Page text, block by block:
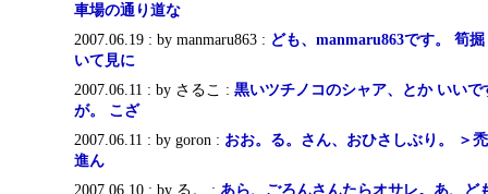
車場の通り道な
2007.06.19 : by manmaru863 : ども、manmaru863です。 筍
いて見に
2007.06.11 : by さるこ : 黒いツチノコのシャア、とか いい
が。 こざ
2007.06.11 : by goron : おお。る。さん、おひさしぶり。 ＞
進ん
2007.06.10 : by る。 : あら、ごろんさんたらオサレ。あ、ど